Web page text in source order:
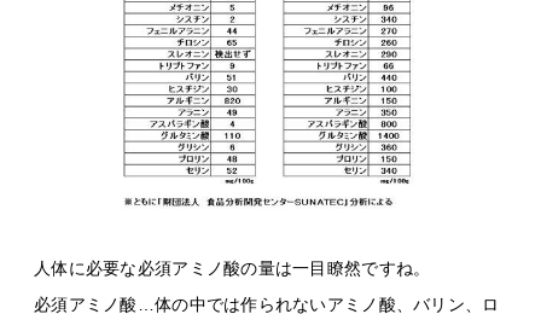
人体に必要な必須アミノ酸の量は一目瞭然ですね。
必須アミノ酸…体の中では作られないアミノ酸、バリン、ロ